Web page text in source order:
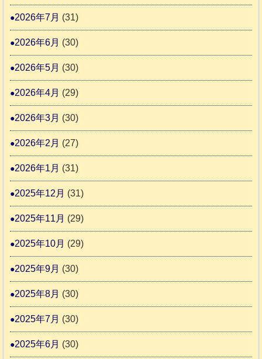
さ
記
4
ト
預
支
ま
2026年7月 (31)
2026年6月 (30)
2026年5月 (30)
2026年4月 (29)
2026年3月 (30)
2026年2月 (27)
2026年1月 (31)
2025年12月 (31)
2025年11月 (29)
2025年10月 (29)
2025年9月 (30)
2025年8月 (30)
2025年7月 (30)
2025年6月 (30)